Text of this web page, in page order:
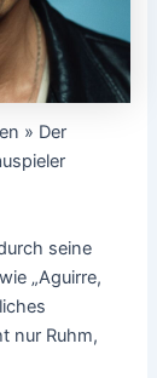
» Der
seine
„Aguirre,
nur Ruhm,